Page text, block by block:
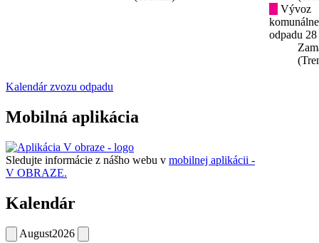
Vývoz
odpadu
Kalendár zvozu odpadu
Mobilná aplikácia
Sledujte informácie z nášho webu v mobilnej aplikácii -
V OBRAZE.
Kalendár
August2026